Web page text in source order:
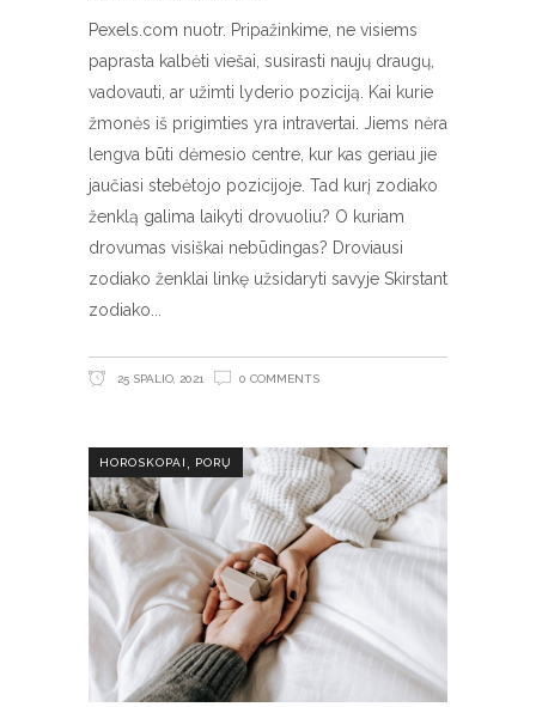
Pexels.com nuotr. Pripažinkime, ne visiems
paprasta kalbėti viešai, susirasti naujų draugų,
vadovauti, ar užimti lyderio poziciją. Kai kurie
žmonės iš prigimties yra intravertai. Jiems nėra
lengva būti dėmesio centre, kur kas geriau jie
jaučiasi stebėtojo pozicijoje. Tad kurį zodiako
ženklą galima laikyti drovuoliu? O kuriam
drovumas visiškai nebūdingas? Droviausi
zodiako ženklai linkę užsidaryti savyje Skirstant
zodiako
25 SPALIO, 2021 0 COMMENTS
HOROSKOPAI PORŲ